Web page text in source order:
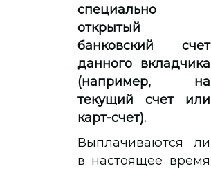
специально
открытый
банковский счет
данного вкладчика
(например, на
текущий счет или
карт-счет).
Выплачиваются ли
в настоящее время